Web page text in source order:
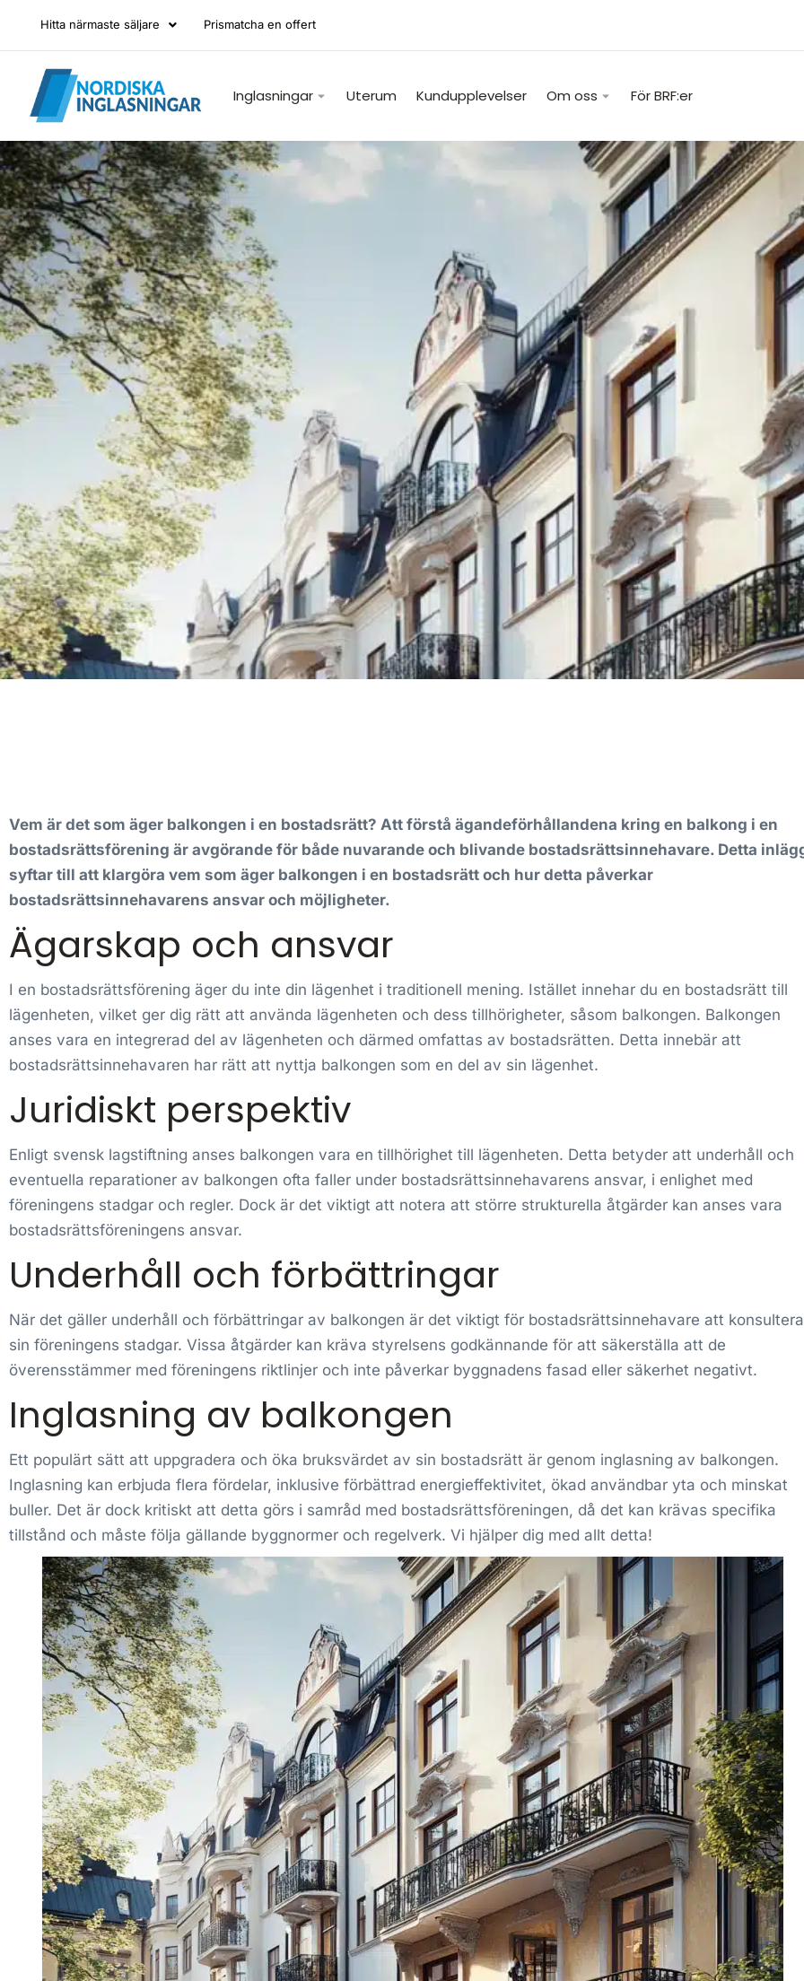
Hitta närmaste säljare Prismatcha en offert
Inglasningar Uterum Kundupplevelser Om oss För BRF:er
Vem är det som äger balkongen i en bostadsrätt? Att förstå ägandeförhållandena kring en balkong i en
bostadsrättsförening är avgörande för både nuvarande och blivande bostadsrättsinnehavare. Detta
syftar till att klargöra vem som äger balkongen i en bostadsrätt och hur detta påverkar
bostadsrättsinnehavarens ansvar och möjligheter.
Ägarskap och ansvar
I en bostadsrättsförening äger du inte din lägenhet i traditionell mening. Istället innehar du en bostadsrätt till
lägenheten, vilket ger dig rätt att använda lägenheten och dess tillhörigheter, såsom balkongen. Balkongen
anses vara en integrerad del av lägenheten och därmed omfattas av bostadsrätten. Detta innebär att
bostadsrättsinnehavaren har rätt att nyttja balkongen som en del av sin lägenhet.
Juridiskt perspektiv
Enligt svensk lagstiftning anses balkongen vara en tillhörighet till lägenheten. Detta betyder att underhåll och
eventuella reparationer av balkongen ofta faller under bostadsrättsinnehavarens ansvar, i enlighet med
föreningens stadgar och regler. Dock är det viktigt att notera att större strukturella åtgärder kan anses vara
bostadsrättsföreningens ansvar.
Underhåll och förbättringar
När det gäller underhåll och förbättringar av balkongen är det viktigt för bostadsrättsinnehavare att konsultera
sin föreningens stadgar. Vissa åtgärder kan kräva styrelsens godkännande för att säkerställa att de
överensstämmer med föreningens riktlinjer och inte påverkar byggnadens fasad eller säkerhet negativt.
Inglasning av balkongen
Ett populärt sätt att uppgradera och öka bruksvärdet av sin bostadsrätt är genom inglasning av balkongen.
Inglasning kan erbjuda flera fördelar, inklusive förbättrad energieffektivitet, ökad användbar yta och minskat
buller. Det är dock kritiskt att detta görs i samråd med bostadsrättsföreningen, då det kan krävas specifika
tillstånd och måste följa gällande byggnormer och regelverk. Vi hjälper dig med allt detta!